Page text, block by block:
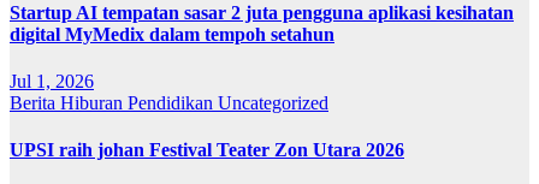
Startup AI tempatan sasar 2 juta pengguna aplikasi kesihatan
digital MyMedix dalam tempoh setahun
Jul 1, 2026
Berita Hiburan Pendidikan Uncategorized
UPSI raih johan Festival Teater Zon Utara 2026